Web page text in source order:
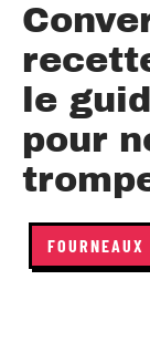
le
pour
FOURNEAUX